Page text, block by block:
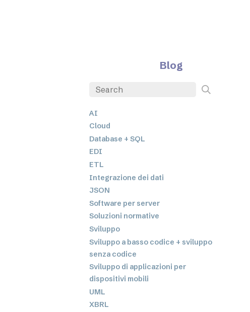
Blog
AI
Cloud
Database + SQL
EDI
ETL
Integrazione dei dati
JSON
Software per server
Soluzioni normative
Sviluppo
Sviluppo a basso codice + sviluppo
senza codice
Sviluppo di applicazioni per
dispositivi mobili
UML
XBRL